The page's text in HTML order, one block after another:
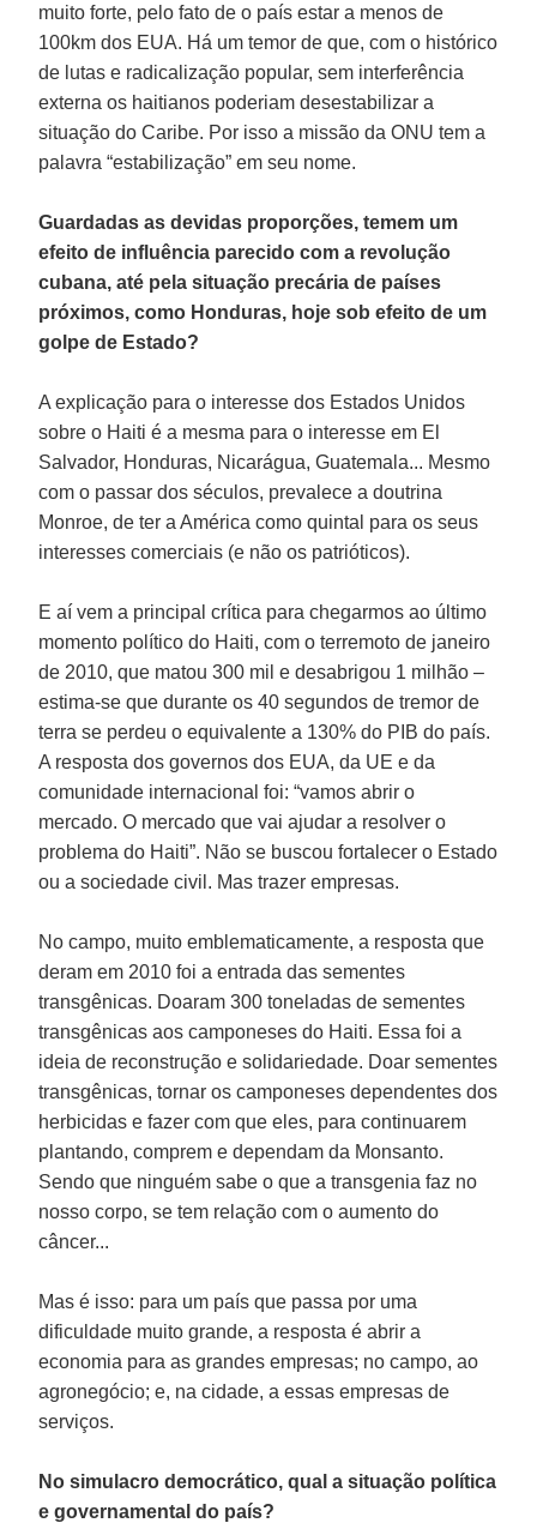
muito forte, pelo fato de o país estar a menos de
100km dos EUA. Há um temor de que, com o histórico
de lutas e radicalização popular, sem interferência
externa os haitianos poderiam desestabilizar a
situação do Caribe. Por isso a missão da ONU tem a
palavra “estabilização” em seu nome.
Guardadas as devidas proporções, temem um
efeito de influência parecido com a revolução
cubana, até pela situação precária de países
próximos, como Honduras, hoje sob efeito de um
golpe de Estado?
A explicação para o interesse dos Estados Unidos
sobre o Haiti é a mesma para o interesse em El
Salvador, Honduras, Nicarágua, Guatemala... Mesmo
com o passar dos séculos, prevalece a doutrina
Monroe, de ter a América como quintal para os seus
interesses comerciais (e não os patrióticos).
E aí vem a principal crítica para chegarmos ao último
momento político do Haiti, com o terremoto de janeiro
de 2010, que matou 300 mil e desabrigou 1 milhão –
estima-se que durante os 40 segundos de tremor de
terra se perdeu o equivalente a 130% do PIB do país.
A resposta dos governos dos EUA, da UE e da
comunidade internacional foi: “vamos abrir o
mercado. O mercado que vai ajudar a resolver o
problema do Haiti”. Não se buscou fortalecer o Estado
ou a sociedade civil. Mas trazer empresas.
No campo, muito emblematicamente, a resposta que
deram em 2010 foi a entrada das sementes
transgênicas. Doaram 300 toneladas de sementes
transgênicas aos camponeses do Haiti. Essa foi a
ideia de reconstrução e solidariedade. Doar sementes
transgênicas, tornar os camponeses dependentes dos
herbicidas e fazer com que eles, para continuarem
plantando, comprem e dependam da Monsanto.
Sendo que ninguém sabe o que a transgenia faz no
nosso corpo, se tem relação com o aumento do
câncer...
Mas é isso: para um país que passa por uma
dificuldade muito grande, a resposta é abrir a
economia para as grandes empresas; no campo, ao
agronegócio; e, na cidade, a essas empresas de
serviços.
No simulacro democrático, qual a situação política
e governamental do país?